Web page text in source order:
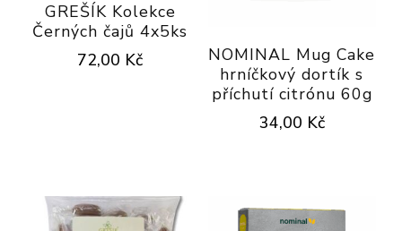
GREŠÍK Kolekce
Černých čajů 4x5ks
72,00 Kč
NOMINAL Mug Cake
hrníčkový dortík s
příchutí citrónu 60g
34,00 Kč